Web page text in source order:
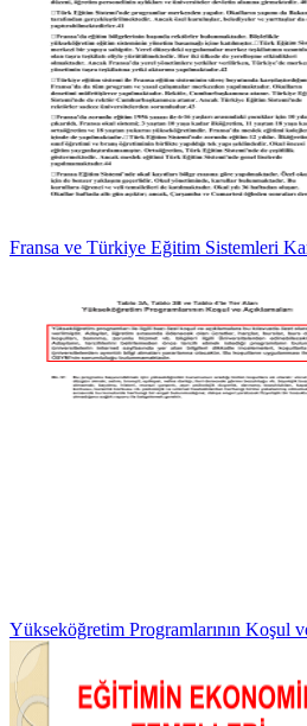
Fransa ve Türkiye Eğitim Sistemleri
Yükseköğretim Programlarının Koşul